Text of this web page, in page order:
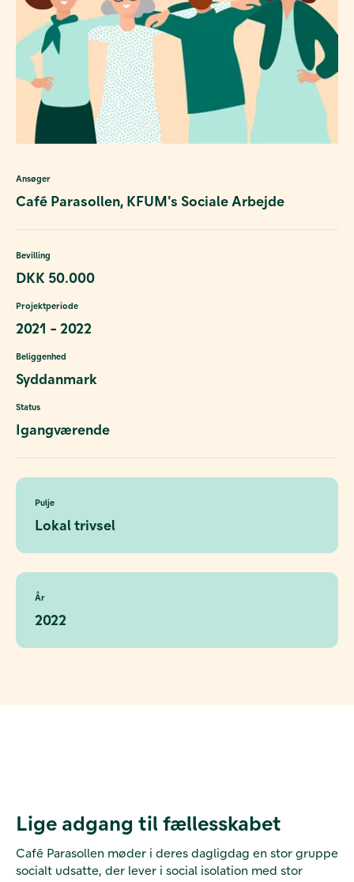
Ansøger
Café Parasollen, KFUM's Sociale Arbejde
Bevilling
DKK 50.000
Projektperiode
2021 - 2022
Beliggenhed
Syddanmark
Status
Igangværende
Pulje
Lokal trivsel
År
2022
Lige adgang til fællesskabet
Café Parasollen møder i deres dagligdag en stor gruppe
socialt udsatte, der lever i social isolation med stor